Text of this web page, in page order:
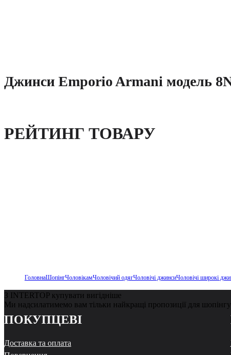
Джинси Emporio Armani модель
РЕЙТИНГ ТОВАРУ
ГоловнаШопінгЧоловікамЧоловічий одягЧоловічі джинсиЧоловічі широкі
З INTERTOP купувати вигідніше
Ми надсилатимемо вам тільки найкращі пропозиції для шопінгу
ПОКУПЦЕВІ
Доставка та оплата